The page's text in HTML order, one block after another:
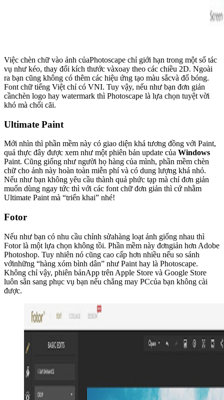
Việc chèn chữ vào ảnh củaPhotoscape chỉ giới hạn trong một số tác
vụ như kéo, thay đổi kích thước vàxoay theo các chiều 2D. Ngoài
ra bạn cũng không có thêm các hiệu ứng tạo màu sắcvà đổ bóng.
Font chữ tiếng Việt chỉ có VNI. Tuy vậy, nếu như bạn đơn giản
cầnchèn logo hay watermark thì Photoscape là lựa chọn tuyệt vời
khó mà chối cãi.
Ultimate Paint
Mới nhìn thì phần mềm này có giao diện khá tương đồng với Paint,
quả thực đây được xem như một phiên bản update của Windows
Paint. Cũng giống như người họ hàng của mình, phần mềm chèn
chữ cho ảnh này hoàn toàn miễn phí và có dung lượng khá nhỏ.
Nếu như bạn không yêu cầu thành quả phức tạp mà chỉ đơn giản
muốn dùng ngay tức thì với các font chữ đơn giản thì cứ nhằm
Ultimate Paint mà “triển khai” nhé!
Fotor
Nếu như bạn có nhu cầu chỉnh sửahàng loạt ảnh giống nhau thì
Fotor là một lựa chọn không tồi. Phần mềm này đơngiản hơn Adobe
Photoshop. Tuy nhiên nó cũng cao cấp hơn nhiều nếu so sánh
vớinhững “hàng xóm bình dân” như Paint hay là Photoscape.
Không chỉ vậy, phiên bảnApp trên Apple Store và Google Store
luôn sẵn sang phục vụ bạn nếu chẳng may PCcủa bạn không cài
được.